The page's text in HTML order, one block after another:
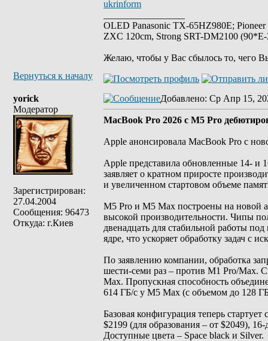
ukrinform
OLED Panasonic TX-65HZ980E;
ZXC 120cm, Strong SRT-DM2100
Желаю, чтобы у Вас сбылось то, чего
Вернуться к началу
yorick
Модератор
Зарегистрирован:
27.04.2004
Сообщения: 96473
Откуда: г.Киев
Добавлено: Ср Апр 15,
MacBook Pro 2026 с M5 Pro
Apple анонсировала MacBook Pro с
Apple представила обновленные 14-
заявляет о кратном приросте
и увеличенном стартовом объеме
M5 Pro и M5 Max построены на новой
высокой производительности. Чипы
двенадцать для стабильной работы
ядре, что ускоряет обработку задач с
По заявлению компании, обработка
шести-семи раз – против M1 Pro/Max.
Max. Пропускная способность
614 ГБ/с у M5 Max (с объемом до 128
Базовая конфигурация теперь
$2199 (для образования – от $2049),
Доступные цвета – Space black и Silver.